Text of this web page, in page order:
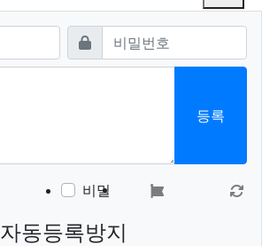
비밀번호필수
등록
비밀 이모티콘 동영상이미지
자동등록방지